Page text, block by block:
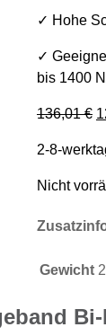
✓ Hohe
✓
bis 1400
136,01€
2-8-
Nicht
Gewicht